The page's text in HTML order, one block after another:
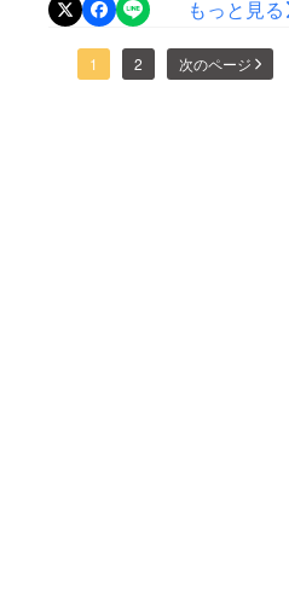
りました！チケットも残り
少なくなってきているの
で、迷われている方は早め
となりました。また、クラ
ウドファンディング終了ま
もっと見る
1 2 次のページ